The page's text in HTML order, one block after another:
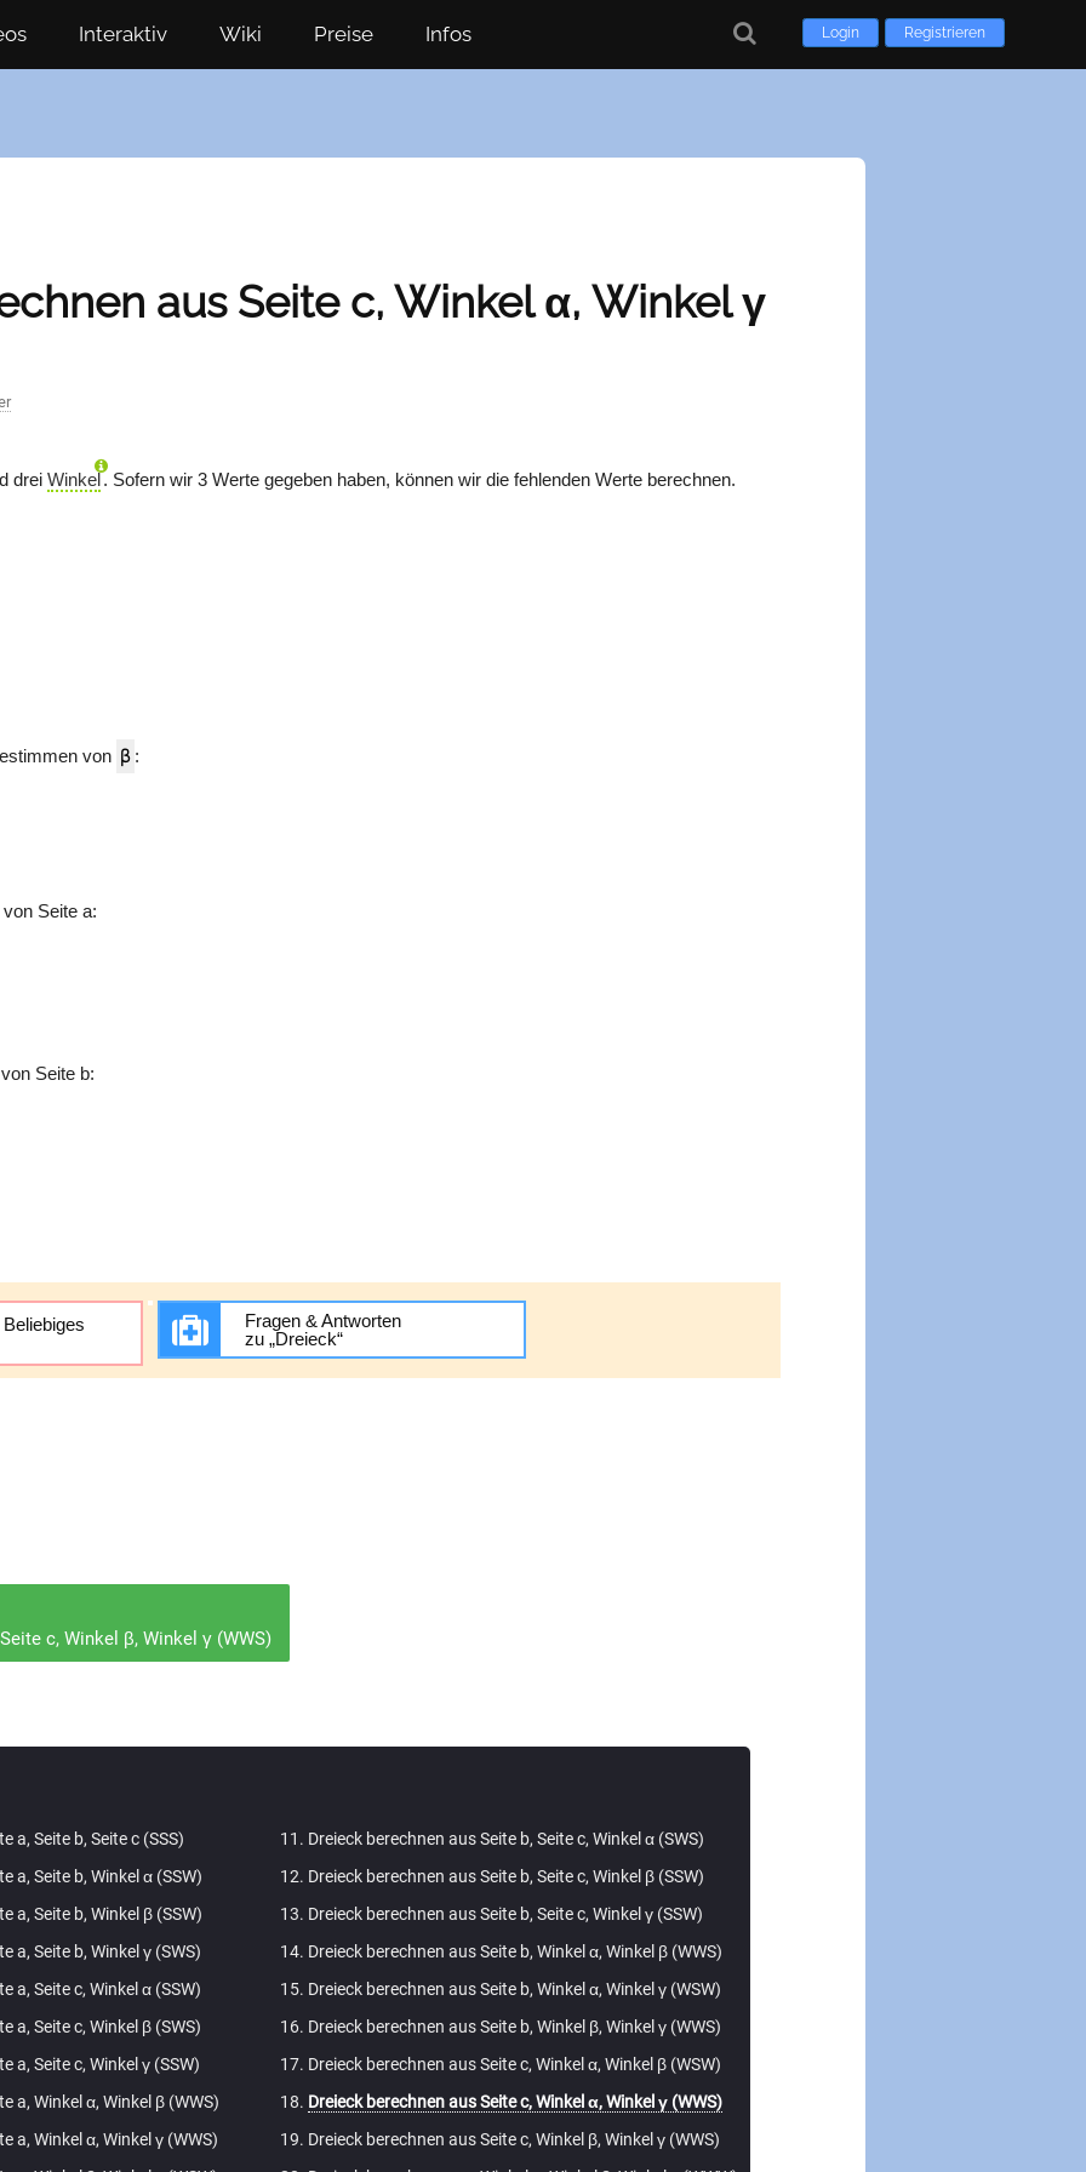
Login Registrieren
Interaktiv Wiki Preise Infos
aus Seite c, Winkel α, Winkel γ
drei Winkel. Sofern wir 3 Werte gegeben haben, können wir die fehlenden Werte berechnen.
von β :
Seite a:
Seite b:
Fragen & Antworten
zu „Dreieck“
c, Winkel β, Winkel γ (WWS)
a, Seite b, Seite c (SSS)
a, Seite b, Winkel α (SSW)
a, Seite b, Winkel β (SSW)
a, Seite b, Winkel γ (SWS)
a, Seite c, Winkel α (SSW)
a, Seite c, Winkel β (SWS)
a, Seite c, Winkel γ (SSW)
a, Winkel α, Winkel β (WWS)
a, Winkel α, Winkel γ (WWS)
Dreieck berechnen aus Seite b, Seite c, Winkel α (SWS)
Dreieck berechnen aus Seite b, Seite c, Winkel β (SSW)
Dreieck berechnen aus Seite b, Seite c, Winkel γ (SSW)
Dreieck berechnen aus Seite b, Winkel α, Winkel β (WWS)
Dreieck berechnen aus Seite b, Winkel α, Winkel γ (WSW)
Dreieck berechnen aus Seite b, Winkel β, Winkel γ (WWS)
Dreieck berechnen aus Seite c, Winkel α, Winkel β (WSW)
Dreieck berechnen aus Seite c, Winkel α, Winkel γ (WWS)
Dreieck berechnen aus Seite c, Winkel β, Winkel γ (WWS)